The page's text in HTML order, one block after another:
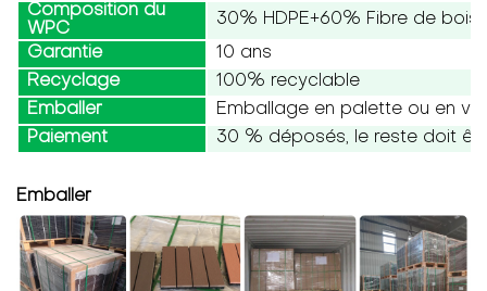
Composition du
WPC
30% HDPE+60% Fibre de
Garantie
10 ans
Recyclage
100% recyclable
Emballer
Emballage en palette ou en
Paiement
30 % déposés, le reste doit
Emballer